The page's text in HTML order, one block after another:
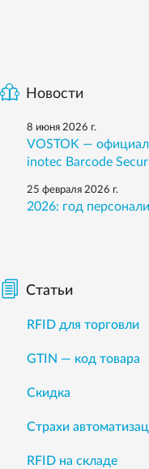
Новости
8 июня 2026 г.
VOSTOK —
inotec Barcode
25 февраля 2026 г.
2026: год
Статьи
RFID для торговли
GTIN — код товара
Скидка
Страхи
RFID на складе